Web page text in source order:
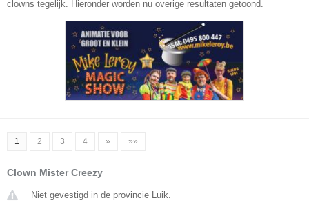
clowns tegelijk. Hieronder worden nu overige resultaten getoond.
1 2 3 4 » »»
Clown Mister Creezy
Niet gevestigd in de provincie Luik.